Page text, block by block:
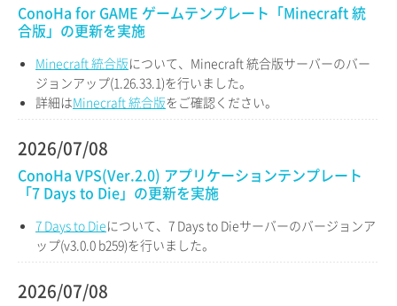
ConoHa for GAME ゲームテンプレート「Minecraft 統
合版」の更新を実施
Minecraft 統合版について、Minecraft 統合版サーバーのバー
ジョンアップ(1.26.33.1)を行いました。
詳細はMinecraft 統合版をご確認ください。
2026/07/08
ConoHa VPS(Ver.2.0) アプリケーションテンプレート
「7 Days to Die」の更新を実施
7 Days to Dieについて、7 Days to Dieサーバーのバージョンア
ップ(v3.0.0 b259)を行いました。
2026/07/08